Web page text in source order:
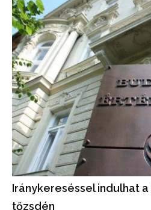
Iránykereséssel indulhat
tőzsdén